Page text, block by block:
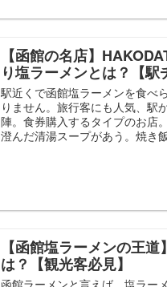
【函館の名店】
り塩ラーメンとは？【駅
駅近くで函館塩ラーメンを食べ
りません。旅行客にも人気、駅
陣。食券購入するタイプのお店
澄んだ清湯スープがあう。焼き
【函館塩ラーメンの王
は？【観光客必見】